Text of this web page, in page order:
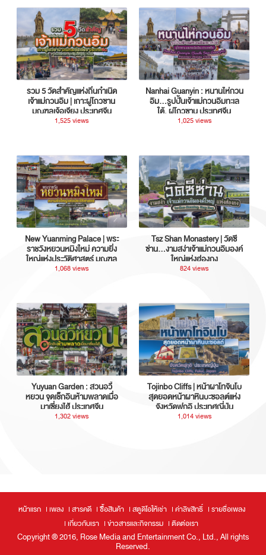
รวม 5 วัดสำคัญแห่งถิ่นกำเนิด
เจ้าแม่กวนอิม | เกาะผู่โถวซาน
มณฑลเจ้อเจียง ประเทศจีน
1,525 views
Nanhai Guanyin : หนานไห่กวน
อิม...รูปปั้นเจ้าแม่กวนอิมทะเล
ใต้, ผู่โถวซาน ประเทศจีน
1,025 views
New Yuanming Palace | พระ
ราชวังหยวนหมิงใหม่ ความยิ่ง
ใหญ่แห่งประวัติศาสตร์ มณฑล
กวางตุ้ง ประเทศจีน
1,068 views
Tsz Shan Monastery | วัดซี
ซ่าน…งามสง่าเจ้าแม่กวนอิมองค์
ใหญ่แห่งฮ่องกง
824 views
Yuyuan Garden : สวนอวี้
หยวน จุดเช็กอินห้ามพลาดเมื่อ
มาเซี่ยงไฮ้ ประเทศจีน
1,302 views
Tojinbo Cliffs | หน้าผาโทจินโบ
สุดยอดหน้าผาหินบะซอลต์แห่ง
จังหวัดฟุกุอิ ประเทศญี่ปุ่น
1,014 views
หน้าแรก เพลง สารคดี ซื้อสินค้า สตูดิโอให้เช่า ค่าลิขสิทธิ์
รายชื่อเพลง
เกี่ยวกับเรา
ข่าวสารและกิจกรรม ติดต่อเรา
Copyright ® 2016, Rose Media and Entertainment Co., Ltd., All rights
Reserved.